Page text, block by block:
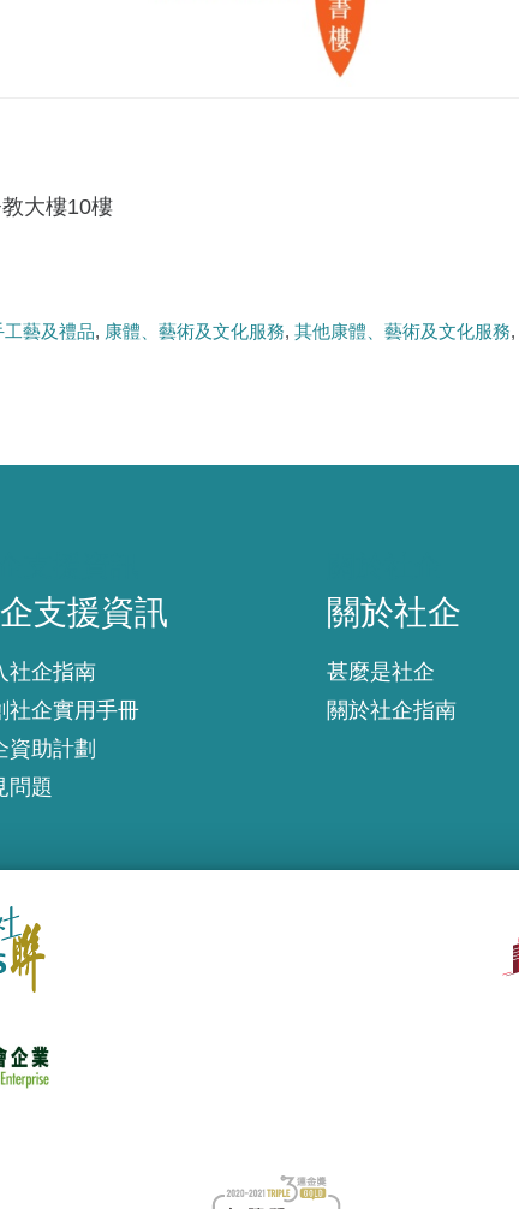
大樓10樓
工藝及禮品 康體、藝術及文化服務 其他康體、藝術及文化服務
支援資訊
社企指南
社企實用手冊
資助計劃
問題
關於社企
甚麼是社企
關於社企指南